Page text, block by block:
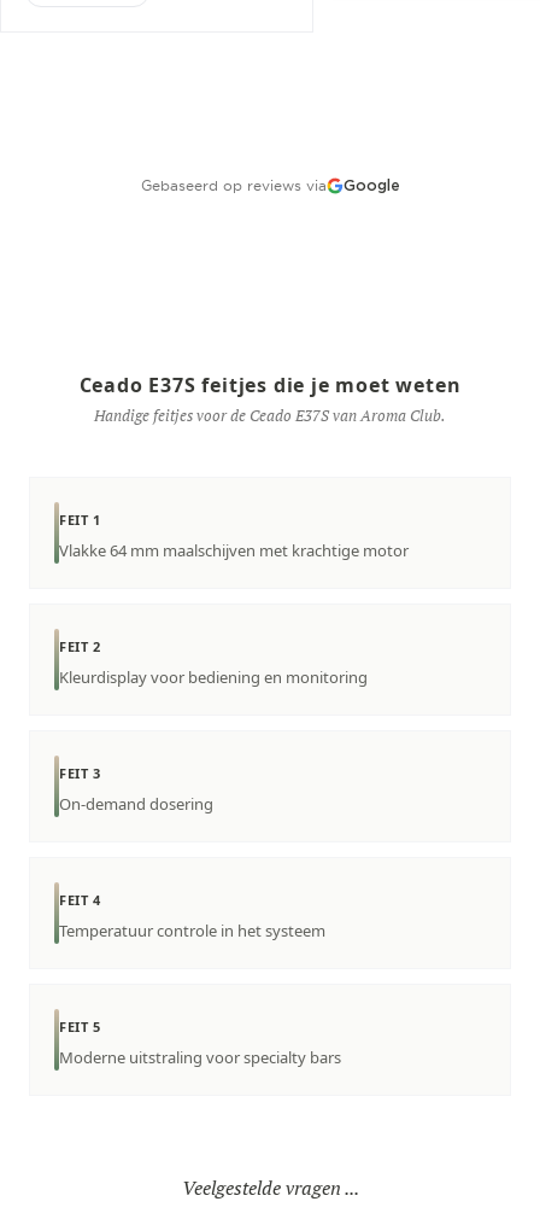
Gebaseerd op reviews via Google
Ceado E37S feitjes die je moet weten
Handige feitjes voor de Ceado E37S van Aroma Club.
FEIT 1
Vlakke 64 mm maalschijven met krachtige motor
FEIT 2
Kleurdisplay voor bediening en monitoring
FEIT 3
On-demand dosering
FEIT 4
Temperatuur controle in het systeem
FEIT 5
Moderne uitstraling voor specialty bars
Veelgestelde vragen ...